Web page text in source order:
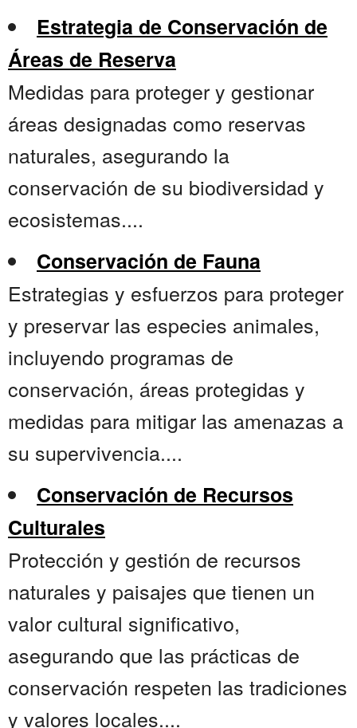
Estrategia de Conservación de
Áreas de Reserva
Medidas para proteger y gestionar
áreas designadas como reservas
naturales, asegurando la
conservación de su biodiversidad y
ecosistemas....
Conservación de Fauna
Estrategias y esfuerzos para proteger
y preservar las especies animales,
incluyendo programas de
conservación, áreas protegidas y
medidas para mitigar las amenazas a
su supervivencia....
Conservación de Recursos
Culturales
Protección y gestión de recursos
naturales y paisajes que tienen un
valor cultural significativo,
asegurando que las prácticas de
conservación respeten las tradiciones
y valores locales....